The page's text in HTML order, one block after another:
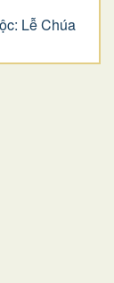
Lễ Chúa